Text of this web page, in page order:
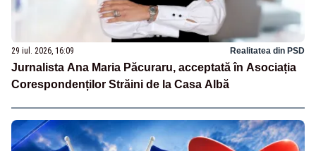
29 iul. 2026, 16:09 Realitatea din PSD
Jurnalista Ana Maria Păcuraru, acceptată în Asociația
Corespondenților Străini de la Casa Albă